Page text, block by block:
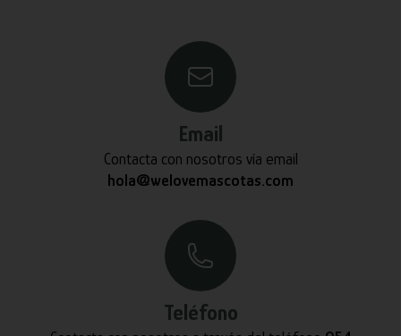
Email
Contacta con nosotros vía email
hola@welovemascotas.com
Teléfono